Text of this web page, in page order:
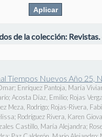
de la colección: Revistas.
Tiempos Nuevos Año 25,
; Enríquez Pantoja, María
; Acosta Díaz, Emilio; Rojas
Meza, Rodrigo; Rojas-Rivera,
; Rodríguez Rivera, Karen
Castillo, María Alejandra;